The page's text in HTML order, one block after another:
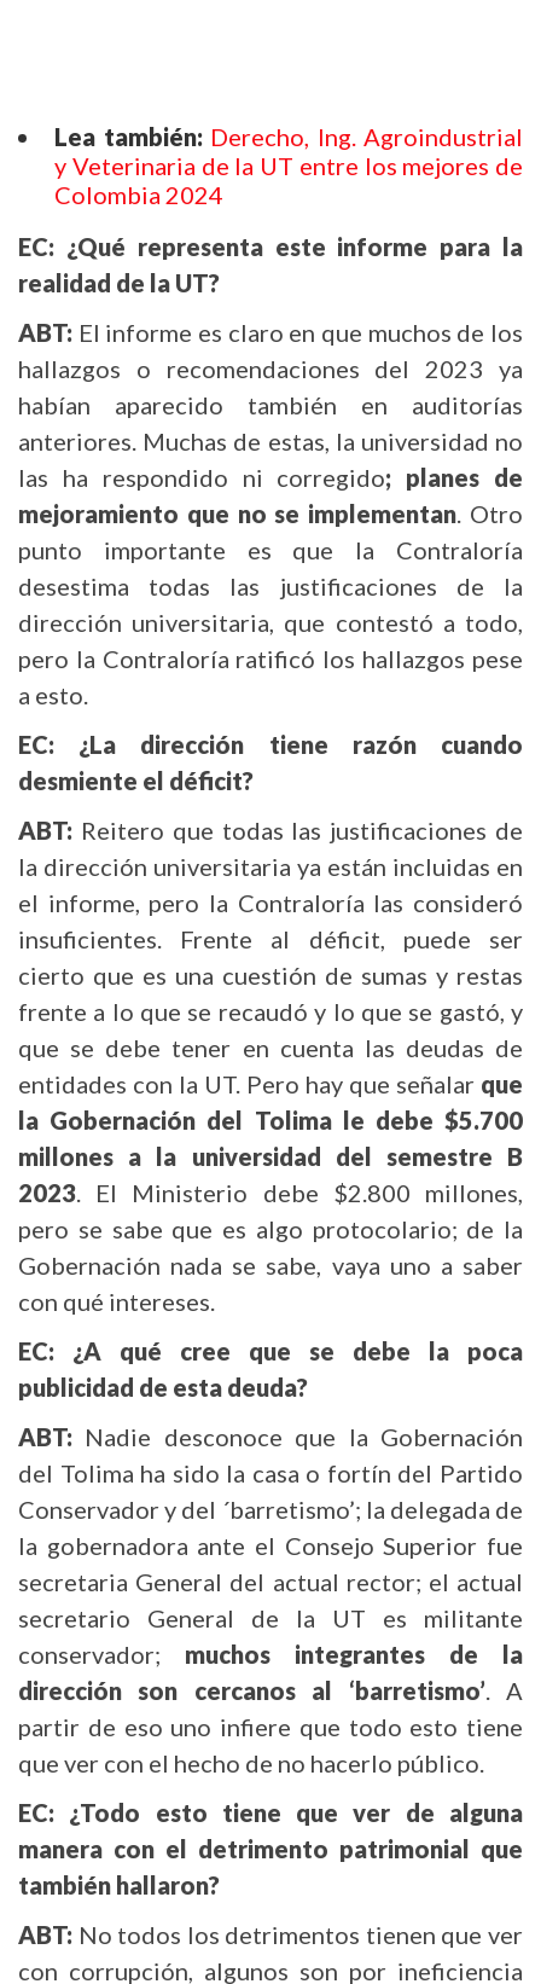
Lea también: Derecho, Ing. Agroindustrial
y Veterinaria de la UT entre los mejores de
Colombia 2024
EC: ¿Qué representa este informe para la
realidad de la UT?
ABT: El informe es claro en que muchos de los
hallazgos o recomendaciones del 2023 ya
habían aparecido también en auditorías
anteriores. Muchas de estas, la universidad no
las ha respondido ni corregido; planes de
mejoramiento que no se implementan . Otro
punto importante es que la Contraloría
desestima todas las justificaciones de la
dirección universitaria, que contestó a todo,
pero la Contraloría ratificó los hallazgos pese
a esto.
EC: ¿La dirección tiene razón cuando
desmiente el déficit?
ABT: Reitero que todas las justificaciones de
la dirección universitaria ya están incluidas en
el informe, pero la Contraloría las consideró
insuficientes. Frente al déficit, puede ser
cierto que es una cuestión de sumas y restas
frente a lo que se recaudó y lo que se gastó, y
que se debe tener en cuenta las deudas de
entidades con la UT. Pero hay que señalar que
la Gobernación del Tolima le debe $5.700
millones a la universidad del semestre B
2023 . El Ministerio debe $2.800 millones,
pero se sabe que es algo protocolario; de la
Gobernación nada se sabe, vaya uno a saber
con qué intereses.
EC: ¿A qué cree que se debe la poca
publicidad de esta deuda?
ABT: Nadie desconoce que la Gobernación
del Tolima ha sido la casa o fortín del Partido
Conservador y del ´barretismo’; la delegada de
la gobernadora ante el Consejo Superior fue
secretaria General del actual rector; el actual
secretario General de la UT es militante
conservador; muchos integrantes de la
dirección son cercanos al ‘barretismo’ . A
partir de eso uno infiere que todo esto tiene
que ver con el hecho de no hacerlo público.
EC: ¿Todo esto tiene que ver de alguna
manera con el detrimento patrimonial que
también hallaron?
ABT: No todos los detrimentos tienen que ver
con corrupción, algunos son por ineficiencia